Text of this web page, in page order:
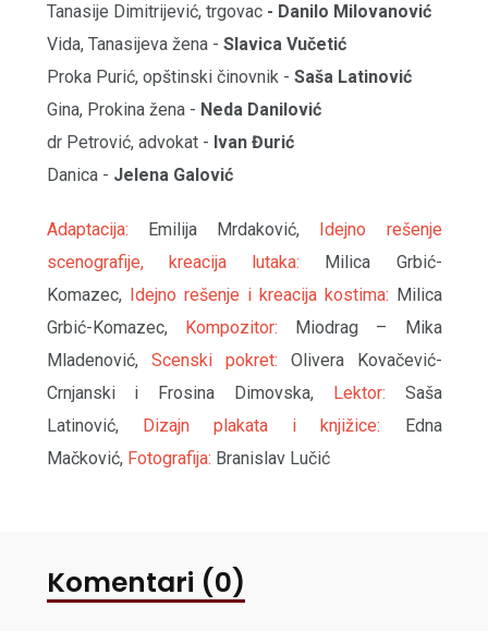
Tanasije Dimitrijević, trgovac - Danilo Milovanović
Vida, Tanasijeva žena - Slavica Vučetić
Proka Purić, opštinski činovnik - Saša Latinović
Gina, Prokina žena - Neda Danilović
dr Petrović, advokat - Ivan Đurić
Danica - Jelena Galović
Adaptacija: Emilija Mrdaković,
Idejno rešenje
scenografije, kreacija lutaka: Milica Grbić-
Komazec,Idejno rešenje i kreacija kostima: Milica
Grbić-Komazec,Kompozitor: Miodrag – Mika
Mladenović, Scenski pokret: Olivera Kovačević-
Crnjanski i Frosina Dimovska,
Lektor: Saša
Latinović,
Dizajn plakata i knjižice:
Edna
Mačković, Fotografija: Branislav Lučić
Komentari (0)